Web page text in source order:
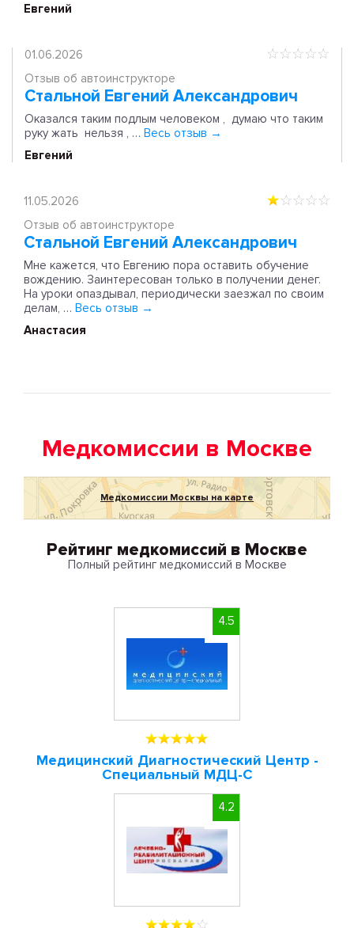
Евгений
01.06.2026
Отзыв об автоинструкторе
Стальной Евгений Александрович
Оказался таким подлым человеком , думаю что таким
руку жать нельзя , … Весь отзыв →
Евгений
11.05.2026
Отзыв об автоинструкторе
Стальной Евгений Александрович
Мне кажется, что Евгению пора оставить обучение
вождению. Заинтересован только в получении денег.
На уроки опаздывал, периодически заезжал по своим
делам, … Весь отзыв →
Анастасия
Медкомиссии в Москве
Медкомиссии Москвы на карте
Рейтинг медкомиссий в Москве
Полный рейтинг медкомиссий в Москве
4.5
Медицинский Диагностический Центр -
Специальный МДЦ-С
4.2